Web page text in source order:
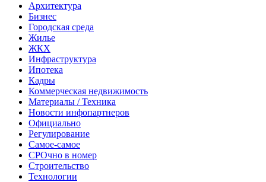
Архитектура
Бизнес
Городская среда
Жилье
ЖКХ
Инфраструктура
Ипотека
Кадры
Коммерческая недвижимость
Материалы / Техника
Новости инфопартнеров
Официально
Регулирование
Самое-самое
СРОчно в номер
Строительство
Технологии